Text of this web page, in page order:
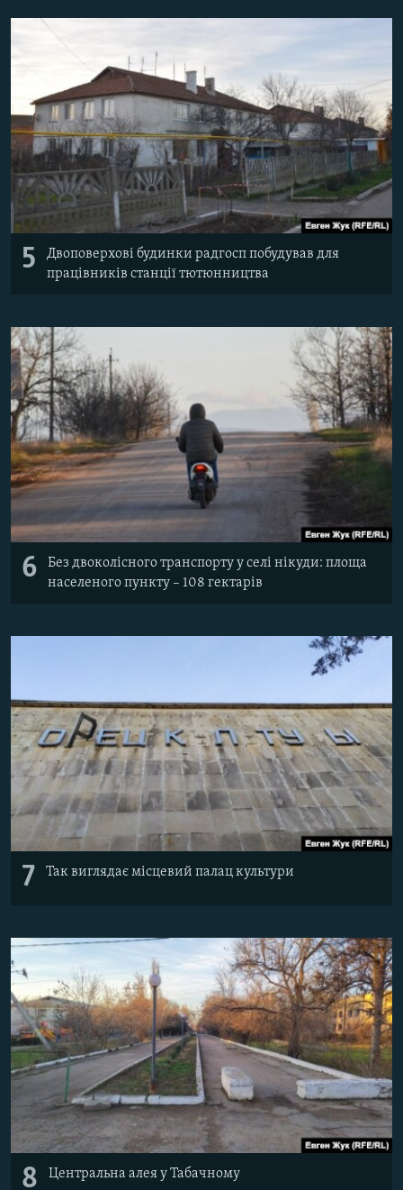
5
Двоповерхові будинки радгосп побудував для
працівників станції тютюнництва
6
Без двоколісного транспорту у селі нікуди: площа
населеного пункту – 108 гектарів
7 Так виглядає місцевий палац культури
8 Центральна алея у Табачному